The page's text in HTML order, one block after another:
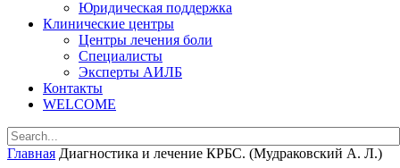
Юридическая поддержка
Клинические центры
Центры лечения боли
Специалисты
Эксперты АИЛБ
Контакты
WELCOME
Главная Диагностика и лечение КРБС. (Мудраковский А. Л.)